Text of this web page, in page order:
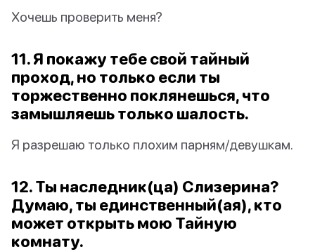
Хочешь проверить меня?
11. Я покажу тебе свой тайный
проход, но только если ты
торжественно поклянешься, что
замышляешь только шалость.
Я разрешаю только плохим парням/девушкам.
12. Ты наследник(ца) Слизерина?
Думаю, ты единственный(ая), кто
может открыть мою Тайную
комнату.